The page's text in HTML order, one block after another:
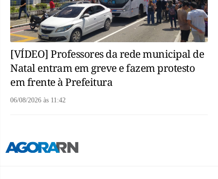
[VÍDEO] Professores da rede municipal de
Natal entram em greve e fazem protesto
em frente à Prefeitura
06/08/2026 às 11:42